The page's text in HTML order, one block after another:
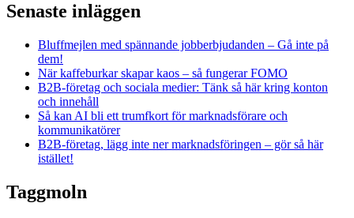
Senaste inläggen
Bluffmejlen med spännande jobberbjudanden – Gå inte på
dem!
När kaffeburkar skapar kaos – så fungerar FOMO
B2B-företag och sociala medier: Tänk så här kring konton
och innehåll
Så kan AI bli ett trumfkort för marknadsförare och
kommunikatörer
B2B-företag, lägg inte ner marknadsföringen – gör så här
istället!
Taggmoln